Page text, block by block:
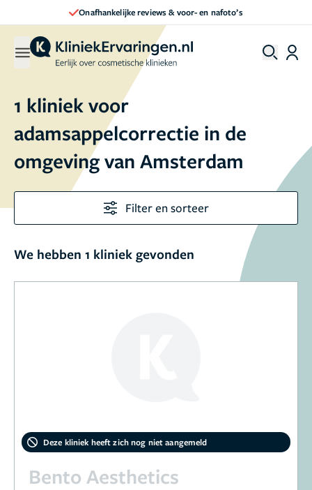
Onafhankelijke reviews & voor- en nafoto’s
1 kliniek voor
adamsappelcorrectie in de
omgeving van Amsterdam
Filter en sorteer
We hebben 1 kliniek gevonden
Deze kliniek heeft zich nog niet aangemeld
Bento Aesthetics